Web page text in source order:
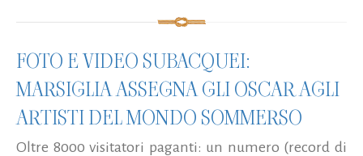
FOTO E VIDEO SUBACQUEI:
MARSIGLIA ASSEGNA GLI OSCAR AGLI
ARTISTI DEL MONDO SOMMERSO
Oltre 8000 visitatori paganti: un numero (record di